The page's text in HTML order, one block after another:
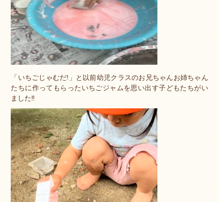
「いちごじゃむだ!」と以前幼児クラスのお兄ちゃんお姉ちゃん
たちに作ってもらったいちごジャムを思い出す子どもたちがい
ました‼︎